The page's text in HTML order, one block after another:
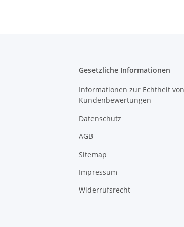
Gesetzliche Informationen
Informationen zur Echtheit von
Kundenbewertungen
Datenschutz
AGB
Sitemap
Impressum
Widerrufsrecht